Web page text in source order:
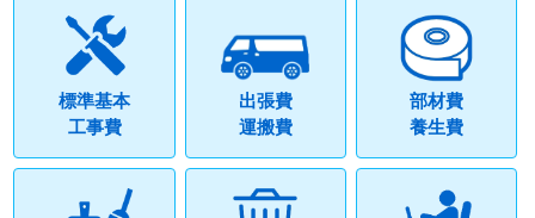
標準基本
工事費
出張費
運搬費
部材費
養生費